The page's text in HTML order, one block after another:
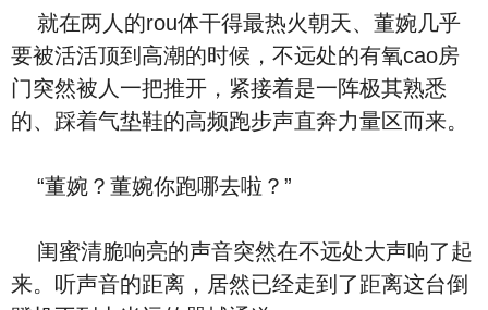
就在两人的rou体干得最热火朝天、董婉几乎
要被活活顶到高潮的时候，不远处的有氧cao房
门突然被人一把推开，紧接着是一阵极其熟悉
的、踩着气垫鞋的高频跑步声直奔力量区而来。
“董婉？董婉你跑哪去啦？”
闺蜜清脆响亮的声音突然在不远处大声响了起
来。听声音的距离，居然已经走到了距离这台倒